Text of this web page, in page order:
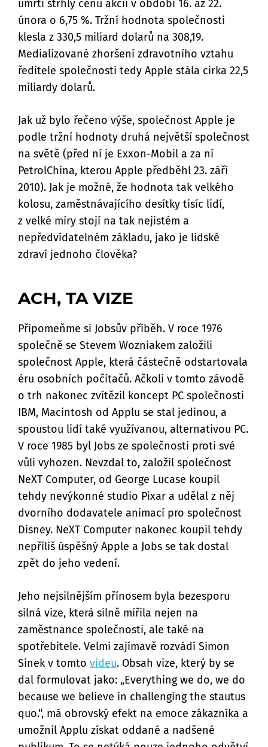
úmrtí strhly cenu akcií v období 16. až 22.
února o 6,75 %. Tržní hodnota společnosti
klesla z 330,5 miliard dolarů na 308,19.
Medializované zhoršení zdravotního vztahu
ředitele společnosti tedy Apple stála cirka 22,5
miliardy dolarů.
Jak už bylo řečeno výše, společnost Apple je
podle tržní hodnoty druhá největší společnost
na světě (před ní je Exxon-Mobil a za ní
PetrolChina, kterou Apple předběhl 23. září
2010). Jak je možné, že hodnota tak velkého
kolosu, zaměstnávajícího desítky tisíc lidí,
z velké míry stojí na tak nejistém a
nepředvídatelném základu, jako je lidské
zdraví jednoho člověka?
ACH, TA VIZE
Připomeňme si Jobsův příběh. V roce 1976
společně se Stevem Wozniakem založili
společnost Apple, která částečně odstartovala
éru osobních počítačů. Ačkoli v tomto závodě
o trh nakonec zvítězil koncept PC společnosti
IBM, Macintosh od Applu se stal jedinou, a
spoustou lidí také využívanou, alternativou PC.
V roce 1985 byl Jobs ze společnosti proti své
vůli vyhozen. Nevzdal to, založil společnost
NeXT Computer, od George Lucase koupil
tehdy nevýkonné studio Pixar a udělal z něj
dvorního dodavatele animací pro společnost
Disney. NeXT Computer nakonec koupil tehdy
nepříliš úspěšný Apple a Jobs se tak dostal
zpět do jeho vedení.
Jeho nejsilnějším přínosem byla bezesporu
silná vize, která silně mířila nejen na
zaměstnance společnosti, ale také na
spotřebitele. Velmi zajímavě rozvádí Simon
Sinek v tomto videu. Obsah vize, který by se
dal formulovat jako: „Everything we do, we do
because we believe in challenging the stautus
quo.“, má obrovský efekt na emoce zákazníka a
umožnil Applu získat oddané a nadšené